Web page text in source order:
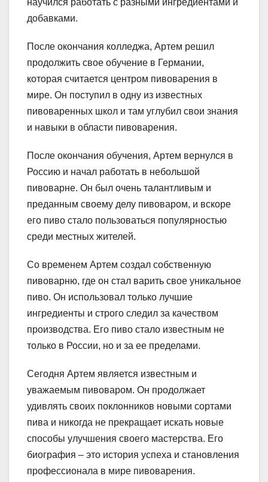
научился работать с разными ингредиентами и
добавками.
После окончания колледжа, Артем решил
продолжить свое обучение в Германии,
которая считается центром пивоварения в
мире. Он поступил в одну из известных
пивоваренных школ и там углубил свои знания
и навыки в области пивоварения.
После окончания обучения, Артем вернулся в
Россию и начал работать в небольшой
пивоварне. Он был очень талантливым и
преданным своему делу пивоваром, и вскоре
его пиво стало пользоваться популярностью
среди местных жителей.
Со временем Артем создал собственную
пивоварню, где он стал варить свое уникальное
пиво. Он использовал только лучшие
ингредиенты и строго следил за качеством
производства. Его пиво стало известным не
только в России, но и за ее пределами.
Сегодня Артем является известным и
уважаемым пивоваром. Он продолжает
удивлять своих поклонников новыми сортами
пива и никогда не прекращает искать новые
способы улучшения своего мастерства. Его
биография – это история успеха и становления
профессионала в мире пивоварения.